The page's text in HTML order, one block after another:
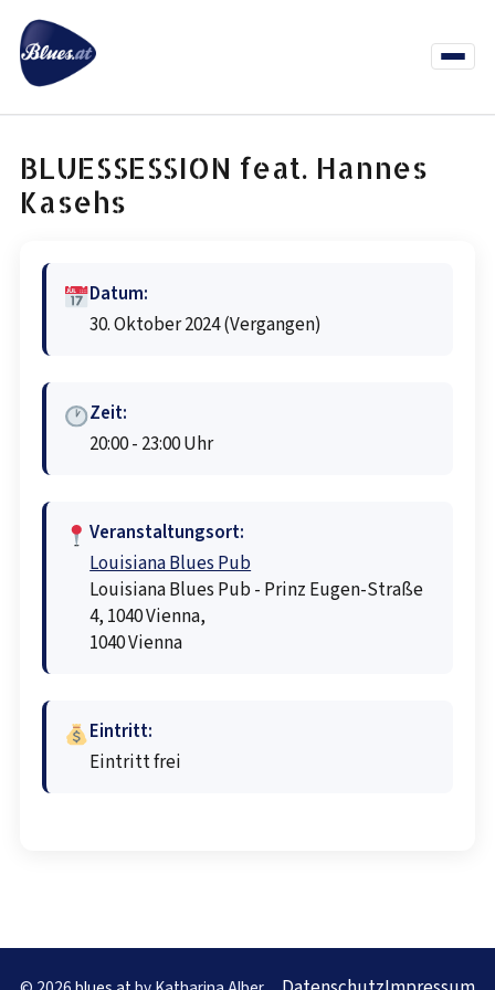
Inhalt
springen
Menü
BLUESSESSION feat. Hannes
Kasehs
Datum:
30. Oktober 2024(Vergangen)
Zeit:
20:00 - 23:00 Uhr
Veranstaltungsort:
Louisiana Blues Pub
Louisiana Blues Pub - Prinz Eugen-Straße
4, 1040 Vienna,
1040 Vienna
Eintritt:
Eintritt frei